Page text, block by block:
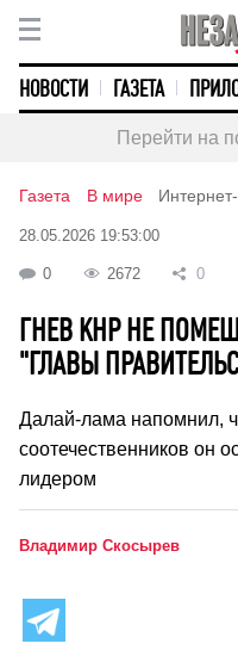
НОВОСТИ ГАЗЕТА
Перейти на
Газета В мире
28.05.2026 19:53:00
0 2672 0
ГНЕВ КНР НЕ
"ГЛАВЫ
Далай-лама напомнил,
соотечественников он
лидером
Владимир Скосырев